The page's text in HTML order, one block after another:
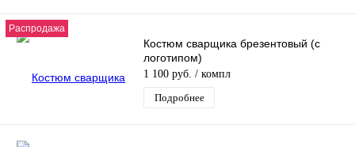
Распродажа
Костюм сварщика брезентовый (с
логотипом)
1 100 руб. / компл
Подробнее